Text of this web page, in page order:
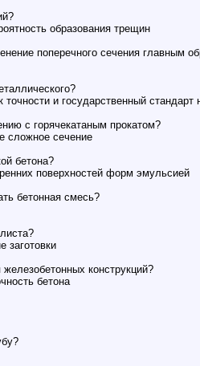
образования трещин
поперечного сечения главным
и государственный
с горячекатаным прокатом?
сложное сечение
бетона?
поверхностей форм эмульсией
бетонная смесь?
заготовки
конструкций?
бетона